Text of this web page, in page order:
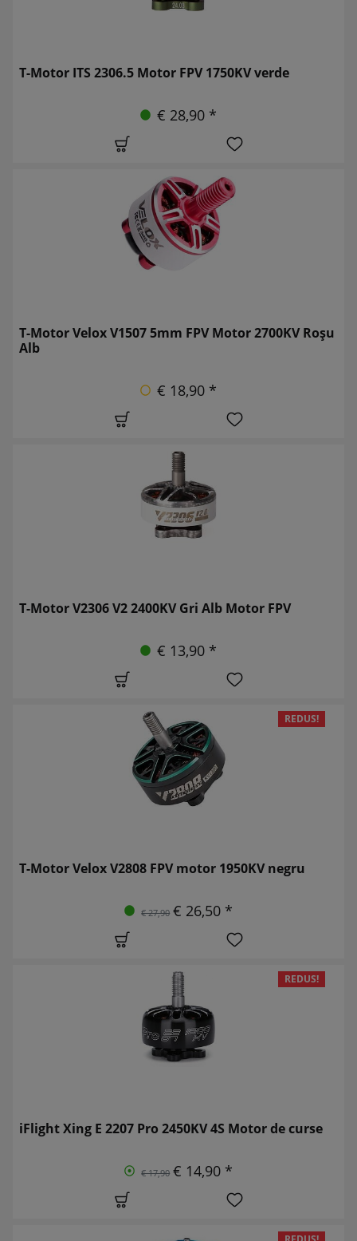
T-Motor ITS 2306.5 Motor FPV 1750KV verde
€ 28,90 *
T-Motor Velox V1507 5mm FPV Motor 2700KV Roșu
Alb
€ 18,90 *
T-Motor V2306 V2 2400KV Gri Alb Motor FPV
€ 13,90 *
REDUS!
T-Motor Velox V2808 FPV motor 1950KV negru
€ 27,90 € 26,50 *
REDUS!
iFlight Xing E 2207 Pro 2450KV 4S Motor de curse
€ 17,90 € 14,90 *